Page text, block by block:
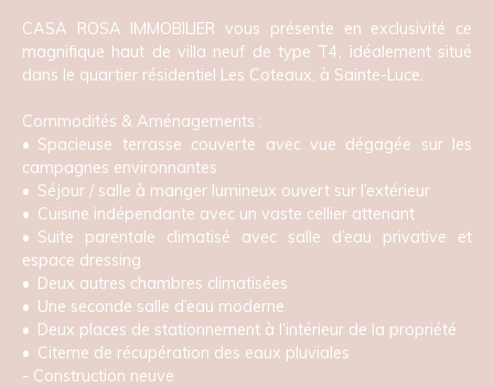
CASA ROSA IMMOBILIER vous présente en exclusivité ce
magnifique haut de villa neuf de type T4, idéalement situé
dans le quartier résidentiel Les Coteaux, à Sainte-Luce.
Commodités & Aménagements :
Spacieuse terrasse couverte avec vue dégagée sur les
campagnes environnantes
Séjour / salle à manger lumineux ouvert sur l’extérieur
Cuisine indépendante avec un vaste cellier attenant
Suite parentale climatisé avec salle d’eau privative et
espace dressing
Deux autres chambres climatisées
Une seconde salle d’eau moderne
Deux places de stationnement à l’intérieur de la propriété
Citerne de récupération des eaux pluviales
- Construction neuve